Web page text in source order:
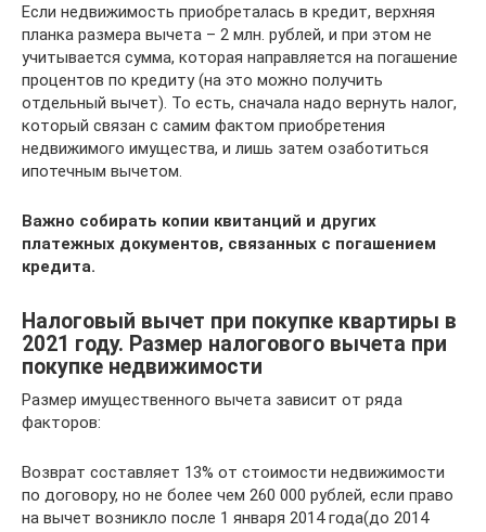
Если недвижимость приобреталась в кредит, верхняя
планка размера вычета – 2 млн. рублей, и при этом не
учитывается сумма, которая направляется на погашение
процентов по кредиту (на это можно получить
отдельный вычет). То есть, сначала надо вернуть налог,
который связан с самим фактом приобретения
недвижимого имущества, и лишь затем озаботиться
ипотечным вычетом.
Важно собирать копии квитанций и других
платежных документов, связанных с погашением
кредита.
Налоговый вычет при покупке квартиры в
2021 году. Размер налогового вычета при
покупке недвижимости
Размер имущественного вычета зависит от ряда
факторов:
Возврат составляет 13% от стоимости недвижимости
по договору, но не более чем 260 000 рублей, если право
на вычет возникло после 1 января 2014 года(до 2014